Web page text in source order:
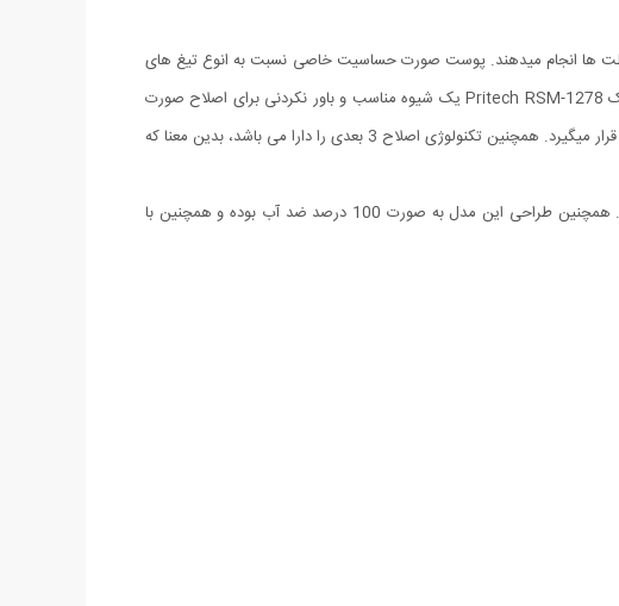
ها انجام میدهند. پوست صورت حساسیت خاصی نسبت به انوع تیغ های
موجود دارد بنابراین استفاده از آن ها باعث بروز مشکلاتی از قبیل سوزش,قرمز شدن,تاول زدن و انواع ورم ها میشود. ریش تراش پریتک Pritech RSM-1278 یک شیوه مناسب و باور نکردنی برای اصلاح صورت
آقایان و از بین بردن موهای زائد صورت و هر جای بدن می باشد. این ریش تراش با طراحی ارگونومیک و زیبای خود به راحتی در دستان قرار میگیرد. همچنین تکنولوژی اصلاح 3 بعدی را دارا می باشد، بدین معنا که
این محصول همچنین جهت اصلاح خط ریش، مجهز به خط زن می باشد که همین امر باعث مناسب تر شدن خط ریش ها می شوند. همچنین طراحی این مدل به صورت 100 درصد ضد آب بوده و همچنین با